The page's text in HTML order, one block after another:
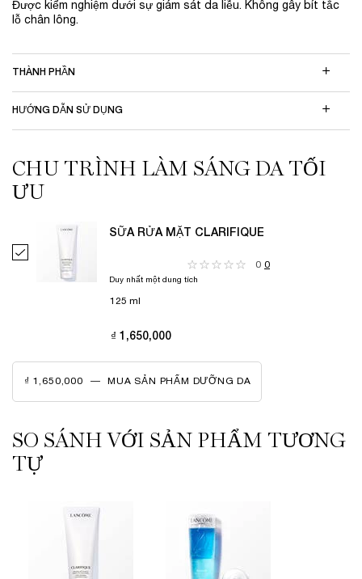
Được kiểm nghiệm dưới sự giám sát da liễu. Không gây bít tắc
lỗ chân lông.
THÀNH PHẦN
HƯỚNG DẪN SỬ DỤNG
THE SKINCARE ROUTINE YOU NEED
CHU TRÌNH LÀM SÁNG DA TỐI
ƯU
SỮA RỬA MẶT CLARIFIQUE
0 0
Duy nhất một dung tích
125 ml
₫ 1,650,000
₫ 1,650,000 ―
MUA SẢN PHẨM DƯỠNG DA
SO SÁNH VỚI SẢN PHẨM TƯƠNG TỰ
SO SÁNH VỚI SẢN PHẨM TƯƠNG
TỰ